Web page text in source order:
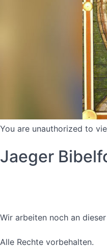
You are unauthorized to
Jaeger
Wir arbeiten noch an
Alle Rechte vorbehalten.